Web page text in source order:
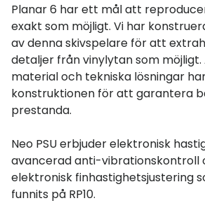
Planar 6 har ett mål att
exakt som möjligt. Vi har
av denna skivspelare för att
detaljer från vinylytan som
material och tekniska lösningar
konstruktionen för att garantera
prestanda.
Neo PSU erbjuder elektronisk
avancerad anti-vibrationskontroll
elektronisk finhastighetsjustering
funnits på RP10.